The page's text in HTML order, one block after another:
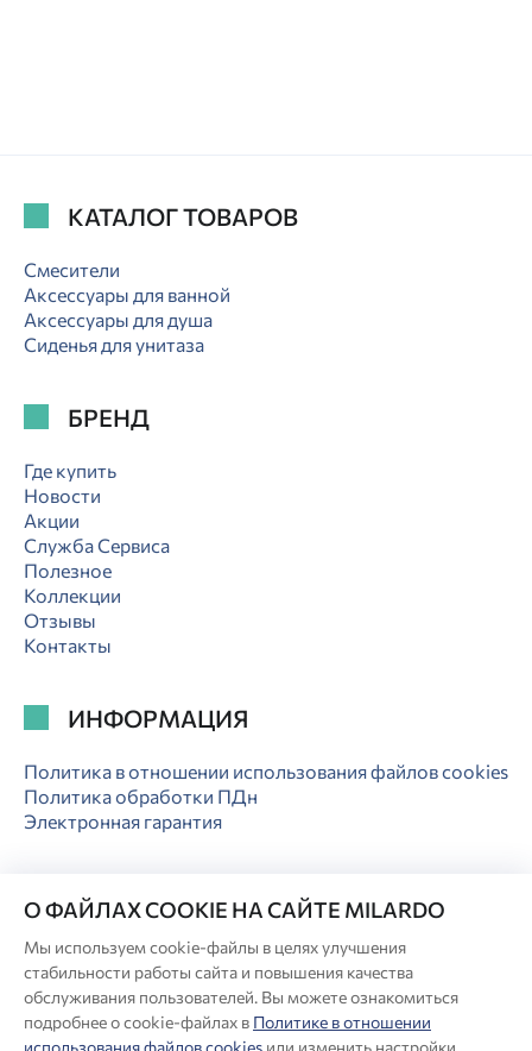
КАТАЛОГ ТОВАРОВ
Смесители
Аксессуары для ванной
Аксессуары для душа
Сиденья для унитаза
БРЕНД
Где купить
Новости
Акции
Служба Сервиса
Полезное
Коллекции
Отзывы
Контакты
ИНФОРМАЦИЯ
Политика в отношении использования файлов cookies
Политика обработки ПДн
Электронная гарантия
© Milardo
Разработка сайта:
О ФАЙЛАХ COOKIE НА САЙТЕ MILARDO
Мы используем cookie-файлы в целях улучшения
стабильности работы сайта и повышения качества
обслуживания пользователей. Вы можете ознакомиться
подробнее о cookie-файлах в Политике в отношении
использования файлов cookies или изменить настройки